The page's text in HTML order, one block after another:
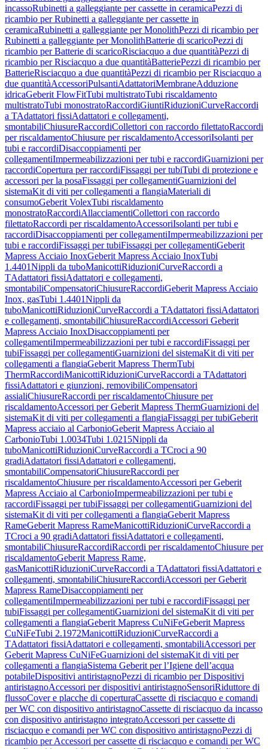
incassoRubinetti a galleggiante per cassette in ceramicaPezzi di
ricambio per Rubinetti a galleggiante per cassette in
ceramicaRubinetti a galleggiante per MonolithPezzi di ricambio per
Rubinetti a galleggiante per MonolithBatterie di scaricoPezzi di
ricambio per Batterie di scaricoRisciacquo a due quantitàPezzi di
ricambio per Risciacquo a due quantitàBatteriePezzi di ricambio per
BatterieRisciacquo a due quantitàPezzi di ricambio per Risciacquo a
due quantitàAccessoriPulsantiAdattatoriMembraneAdduzione
idricaGeberit FlowFitTubi multistratoTubi riscaldamento
multistratoTubi monostratoRaccordiGiuntiRiduzioniCurveRaccordi
a TAdattatori fissiAdattatori e collegamenti,
smontabiliChiusureRaccordiCollettori con raccordo filettatoRaccordi
per riscaldamentoChiusure per riscaldamentoAccessoriIsolanti per
tubi e raccordiDisaccoppiamenti per
collegamentiImpermeabilizzazioni per tubi e raccordiGuarnizioni per
raccordiCopertura per raccordiFissaggi per tubiTubi di protezione e
accessori per la posaFissaggi per collegamentiGuarnizioni del
sistemaKit di viti per collegamenti a flangiaMateriali di
consumoGeberit VolexTubi riscaldamento
monostratoRaccordiAllacciamentiCollettori con raccordo
filettatoRaccordi per riscaldamentoAccessoriIsolanti per tubi e
raccordiDisaccoppiamenti per collegamentiImpermeabilizzazioni per
tubi e raccordiFissaggi per tubiFissaggi per collegamentiGeberit
Mapress Acciaio InoxGeberit Mapress Acciaio InoxTubi
1.4401Nippli da tuboManicottiRiduzioniCurveRaccordi a
TAdattatori fissiAdattatori e collegamenti,
smontabiliCompensatoriChiusureRaccordiGeberit Mapress Acciaio
Inox, gasTubi 1.4401Nippli da
tuboManicottiRiduzioniCurveRaccordi a TAdattatori fissiAdattatori
e collegamenti, smontabiliChiusureRaccordiAccessori Geberit
Mapress Acciaio InoxDisaccoppiamenti per
collegamentiImpermeabilizzazioni per tubi e raccordiFissaggi per
tubiFissaggi per collegamentiGuarnizioni del sistemaKit di viti per
collegamenti a flangiaGeberit Mapress ThermTubi
ThermRaccordiManicottiRiduzioniCurveRaccordi a TAdattatori
fissiAdattatori e giunzioni, removibiliCompensatori
assialiChiusureRaccordi per riscaldamentoChiusure per
riscaldamentoAccessori per Geberit Mapress ThermGuarnizioni del
sistemaKit di viti per collegamenti a flangiaFissaggi per tubiGeberit
Mapress acciaio al CarbonioGeberit Mapress Acciaio al
CarbonioTubi 1.0034Tubi 1.0215Nippli da
tuboManicottiRiduzioniCurveRaccordi a TCroci a 90
gradiAdattatori fissiAdattatori e collegamenti,
smontabiliCompensatoriChiusureRaccordi per
riscaldamentoChiusure per riscaldamentoAccessori per Geberit
Mapress Acciaio al CarbonioImpermeabilizzazioni per tubi e
raccordiFissaggi per tubiFissaggi per collegamentiGuarnizioni del
sistemaKit di viti per collegamenti a flangiaGeberit Mapress
RameGeberit Mapress RameManicottiRiduzioniCurveRaccordi a
TCroci a 90 gradiAdattatori fissiAdattatori e collegamenti,
smontabiliChiusureRaccordiRaccordi per riscaldamentoChiusure per
riscaldamentoGeberit Mapress Rame,
gasManicottiRiduzioniCurveRaccordi a TAdattatori fissiAdattatori e
collegamenti, smontabiliChiusureRaccordiAccessori per Geberit
Mapress RameDisaccoppiamenti per
collegamentiImpermeabilizzazioni per tubi e raccordiFissaggi per
tubiFissaggi per collegamentiGuarnizioni del sistemaKit di viti per
collegamenti a flangiaGeberit Mapress CuNiFeGeberit Mapress
CuNiFeTubi 2.1972ManicottiRiduzioniCurveRaccordi a
TAdattatori fissiAdattatori e collegamenti, smontabiliAccessori per
Geberit Mapress CuNiFeGuarnizioni del sistemaKit di viti per
collegamenti a flangiaSistema Geberit per l’Igiene dell’acqua
potabileDispositivi antiristagnoPezzi di ricambio per Dispositivi
antiristagnoAccessori per dispositivi antiristagnoSensoriRiduttore di
flussoCover e placche di coperturaCassette di risciacquo e comandi
per WC con dispositivo antiristagnoCassette di risciacquo da incasso
con dispositivo antiristagno integratoAccessori per cassette di
risciacquo e comandi per WC con dispositivo antiristagnoPezzi di
ricambio per Accessori per cassette di risciacquo e comandi per WC